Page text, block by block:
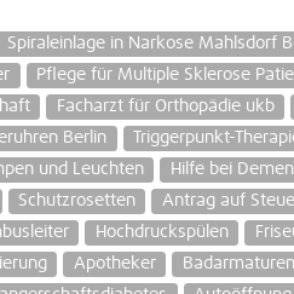
Spiraleinlage in Narkose Mahlsdorf
Pflege für Multiple Sklerose
Facharzt für Orthopädie ukb
Berlin Triggerpunkt-
und Leuchten Hilfe bei
Schutzrosetten Antrag auf
Hochdruckspülen
Apotheker